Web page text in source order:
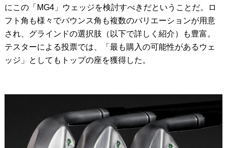
にこの「MG4」ウェッジを検討すべきだということだ。ロ
フト角も様々でバウンス角も複数のバリエーションが用意
され、グラインドの選択肢（以下で詳しく紹介）も豊富。
テスターによる投票では、「最も購入の可能性があるウェ
ッジ」としてもトップの座を獲得した。